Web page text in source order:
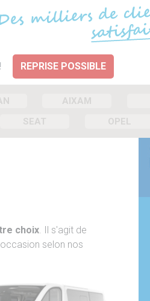
REPRISE POSSIBLE
AIXAM
SEAT OPEL
choix . Il s'agit de
selon nos